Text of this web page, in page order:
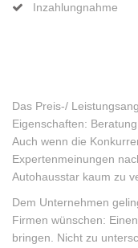
Inzahlungnahme
Das Preis-/
Eigenschaften:
Auch wenn die
Expertenmeinungen
Autohausstar kaum zu
Dem Unternehmen
Firmen wünschen:
bringen. Nicht zu